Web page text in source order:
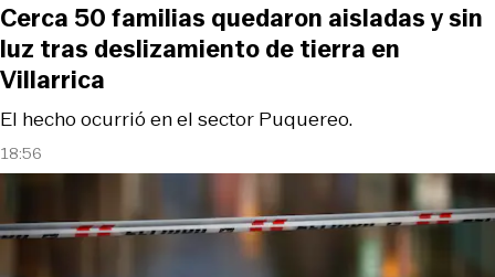
18:56
El hecho ocurrió en el sector Puquereo.
Cerca 50 familias quedaron aisladas y sin
luz tras deslizamiento de tierra en
Villarrica